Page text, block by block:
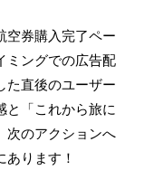
空券購入完了ペー
ミングでの広告配
た直後のユーザー
と「これから旅に
次のアクションへ
ります！